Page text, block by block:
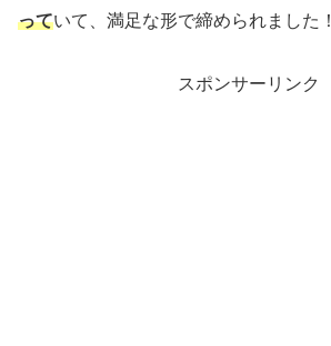
っていて、満足な形で締められました！
スポンサーリンク